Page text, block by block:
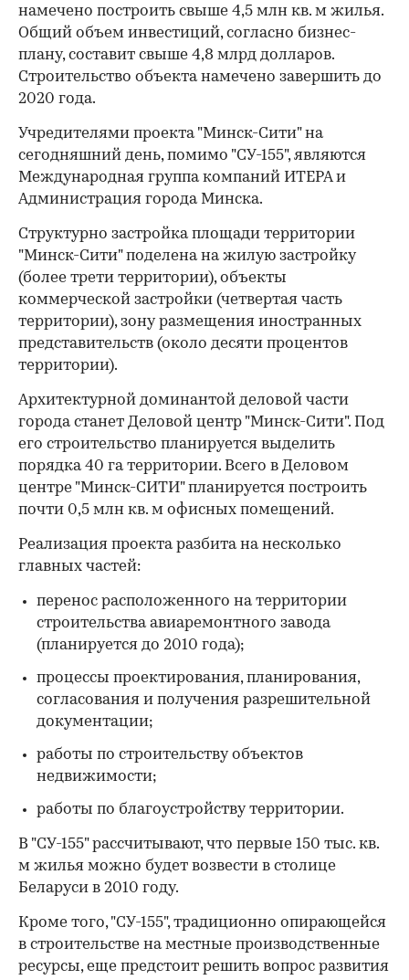
намечено построить свыше 4,5 млн кв. м жилья.
Общий объем инвестиций, согласно бизнес-
плану, составит свыше 4,8 млрд долларов.
Строительство объекта намечено завершить до
2020 года.
Учредителями проекта "Минск-Сити" на
сегодняшний день, помимо "СУ-155", являются
Международная группа компаний ИТЕРА и
Администрация города Минска.
Структурно застройка площади территории
"Минск-Сити" поделена на жилую застройку
(более трети территории), объекты
коммерческой застройки (четвертая часть
территории), зону размещения иностранных
представительств (около десяти процентов
территории).
Архитектурной доминантой деловой части
города станет Деловой центр "Минск-Сити". Под
его строительство планируется выделить
порядка 40 га территории. Всего в Деловом
центре "Минск-СИТИ" планируется построить
почти 0,5 млн кв. м офисных помещений.
Реализация проекта разбита на несколько
главных частей:
перенос расположенного на территории
строительства авиаремонтного завода
(планируется до 2010 года);
процессы проектирования, планирования,
согласования и получения разрешительной
документации;
работы по строительству объектов
недвижимости;
работы по благоустройству территории.
В "СУ-155" рассчитывают, что первые 150 тыс. кв.
м жилья можно будет возвести в столице
Беларуси в 2010 году.
Кроме того, "СУ-155", традиционно опирающейся
в строительстве на местные производственные
ресурсы, еще предстоит решить вопрос развития